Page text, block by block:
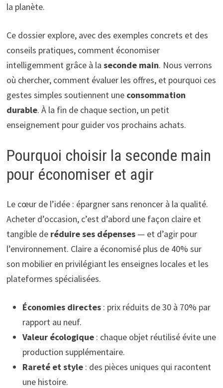
la planète.
Ce dossier explore, avec des exemples concrets et des
conseils pratiques, comment économiser
intelligemment grâce à la seconde main. Nous verrons
où chercher, comment évaluer les offres, et pourquoi ces
gestes simples soutiennent une consommation
durable. À la fin de chaque section, un petit
enseignement pour guider vos prochains achats.
Pourquoi choisir la seconde main
pour économiser et agir
Le cœur de l’idée : épargner sans renoncer à la qualité.
Acheter d’occasion, c’est d’abord une façon claire et
tangible de réduire ses dépenses— et d’agir pour
l’environnement. Claire a économisé plus de 40% sur
son mobilier en privilégiant les enseignes locales et les
plateformes spécialisées.
Économies directes: prix réduits de 30 à 70% par
rapport au neuf.
Valeur écologique: chaque objet réutilisé évite une
production supplémentaire.
Rareté et style: des pièces uniques qui racontent
une histoire.